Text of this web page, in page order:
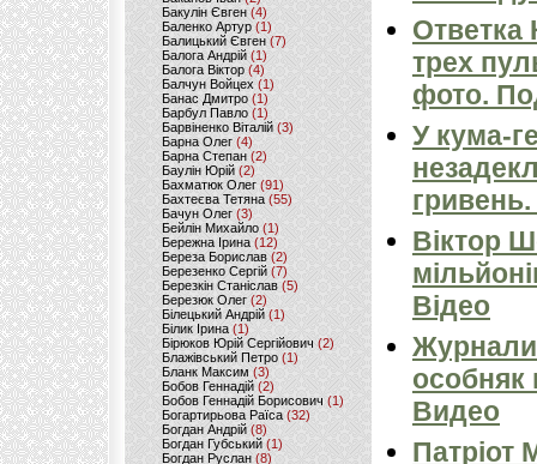
Бакулін Євген (4)
Баленко Артур(1)
Балицький Євген(7)
Балога Андрій (1)
Балога Віктор (4)
Балчун Войцех (1)
Банас Дмитро (1)
Барбул Павло(1)
Барвіненко Віталій(3)
Барна Олег (4)
Барна Степан (2)
Баулін Юрій (2)
Бахматюк Олег (91)
Бахтеєва Тетяна(55)
Бачун Олег (3)
Бейлін Михайло (1)
Бережна Ірина(12)
Береза Борислав(2)
Березенко Сергій (7)
Березкін Станіслав (5)
Березюк Олег(2)
Білецький Андрій (1)
Білик Ірина (1)
Бірюков Юрій Сергійович (2)
Блажівський Петро (1)
Бланк Максим(3)
Бобов Геннадій (2)
Бобов Геннадій Борисович (1)
Богартирьова Раїса (32)
Богдан Андрій(8)
Богдан Губський (1)
Богдан Руслан(8)
Ответка
трех
фото.
У кума-
Віктор
Відео
особняк
Видео
Патріот